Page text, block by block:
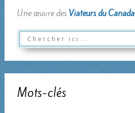
Une œuvre des Viateurs du Canada
Mots-clés